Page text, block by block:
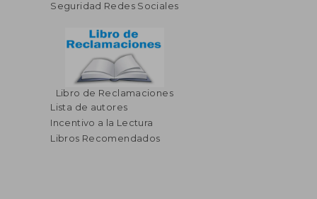
Seguridad Redes Sociales
Libro de Reclamaciones
Lista de autores
Incentivo a la Lectura
Libros Recomendados